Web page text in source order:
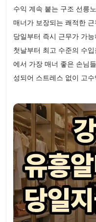
수익 계속 붙는 구조 선릉
매너가 보장되는 쾌적한
당일부터 즉시 근무가 가
첫날부터 최고 수준의 수
에서 가장 매너 좋은 손님
성되어 스트레스 없이 고